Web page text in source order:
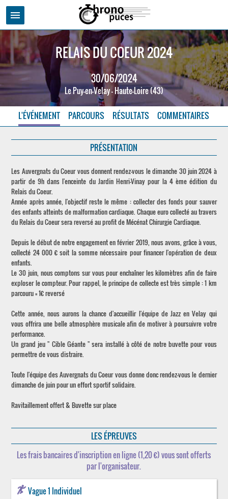
menu
RELAIS DU COEUR 2024
30/06/2024
Le Puy-en-Velay - Haute-Loire (43)
L'ÉVÉNEMENT PARCOURS RÉSULTATS COMMENTAIRES
PRÉSENTATION
Les Auvergnats du Coeur vous donnent rendez-vous le dimanche 30 juin 2024 à
partir de 9h dans l'enceinte du Jardin Henri-Vinay pour la 4 ème édition du
Relais du Coeur.
Année après année, l'objectif reste le même : collecter des fonds pour sauver
des enfants atteints de malformation cardiaque. Chaque euro collecté au travers
du Relais du Coeur sera reversé au profit de Mécénat Chirurgie Cardiaque.
Depuis le début de notre engagement en février 2019, nous avons, grâce à vous,
collecté 24 000 € soit la somme nécessaire pour financer l'opération de deux
enfants.
Le 30 juin, nous comptons sur vous pour enchaîner les kilomètres afin de faire
exploser le compteur. Pour rappel, le principe de collecte est très simple : 1 km
parcouru = 1€ reversé
Cette année, nous aurons la chance d'accueillir l'équipe de Jazz en Velay qui
vous offrira une belle atmosphère musicale afin de motiver à poursuivre votre
performance.
Un grand jeu " Cible Géante " sera installé à côté de notre buvette pour vous
permettre de vous distraire.
Toute l'équipe des Auvergnats du Coeur vous donne donc rendez-vous le dernier
dimanche de juin pour un effort sportif solidaire.
Ravitaillement offert & Buvette sur place
LES ÉPREUVES
Les frais bancaires d'inscription en ligne (1,20 €) vous sont offerts
par l'organisateur.
Vague 1 Individuel